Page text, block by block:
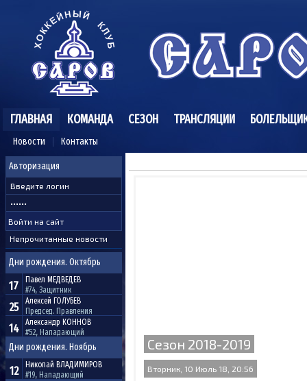
ГЛАВНАЯ
Новости Контакты
КОМАНДА СЕЗОН ТРАНСЛЯЦИИ
Авторизация
Непрочитанные новости
Дни рождения. Октябрь
17 Павел МЕДВЕДЕВ
#74, Защитник
25 Алексей ГОЛУБЕВ
Председ. Правления
14 Александр КОННОВ
#52, Нападающий
Дни рождения. Ноябрь
12 Николай ВЛАДИМИРОВ
#19, Нападающий
Сезон 2018-2019
Вторник, 10 Июль 18, 20:56